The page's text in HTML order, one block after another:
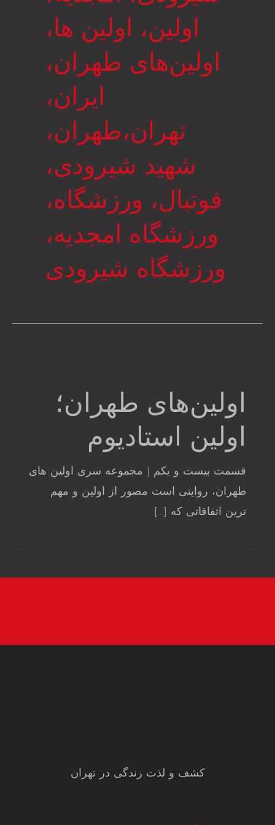
اولین، اولین ها،
اولین‌های طهران،
ایران،
تهران،طهران،
شهید شیرودی،
فوتبال، ورزشگاه،
ورزشگاه امجدیه،
ورزشگاه شیرودی
اولین‌های طهران؛
اولین استادیوم
قسمت بیست و یکم | مجموعه سری اولین های
طهران، روایتی است مصور از اولین و مهم
ترین اتفاقاتی که […]
کشف و لذت زندگی در تهران